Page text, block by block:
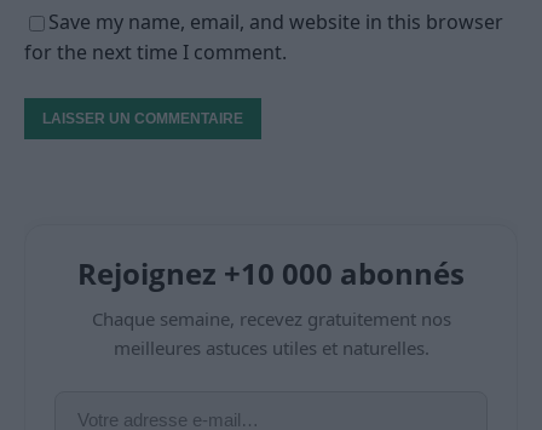
Save my name, email, and website in this browser
for the next time I comment.
Rejoignez +10 000 abonnés
Chaque semaine, recevez gratuitement nos
meilleures astuces utiles et naturelles.